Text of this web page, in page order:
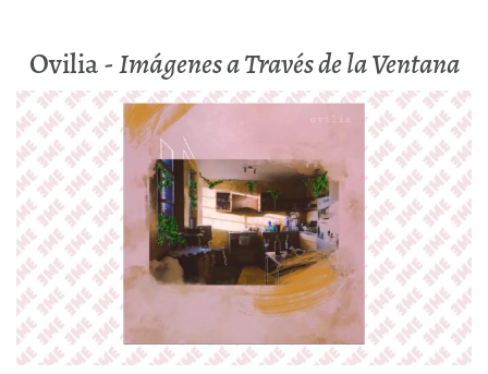
Ovilia -Imágenes a Través de la Ventana